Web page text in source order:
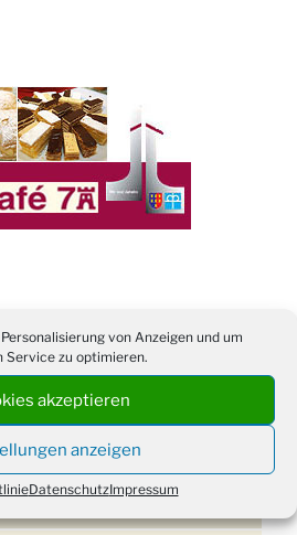
von Anzeigen und um
Service zu optimieren.
akzeptieren
anzeigen
DatenschutzImpressum
der Ev. Jugend in Berlin für
Jahren
- Turnier des TC77 am
in der Kirche um